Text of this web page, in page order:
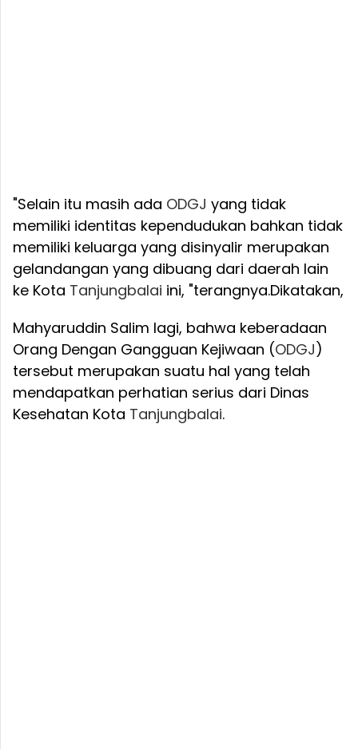
"Selain itu masih ada ODGJ yang tidak
memiliki identitas kependudukan bahkan tidak
memiliki keluarga yang disinyalir merupakan
gelandangan yang dibuang dari daerah lain
ke Kota Tanjungbalai ini, "terangnya.Dikatakan,
Mahyaruddin Salim lagi, bahwa keberadaan
Orang Dengan Gangguan Kejiwaan (ODGJ)
tersebut merupakan suatu hal yang telah
mendapatkan perhatian serius dari Dinas
Kesehatan Kota Tanjungbalai.